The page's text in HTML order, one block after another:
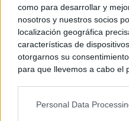
como para desarrollar y
nosotros y nuestros socios
localización geográfica
características de
otorgarnos su
para que llevemos a cabo el
negar su consentimiento.
Personal Data